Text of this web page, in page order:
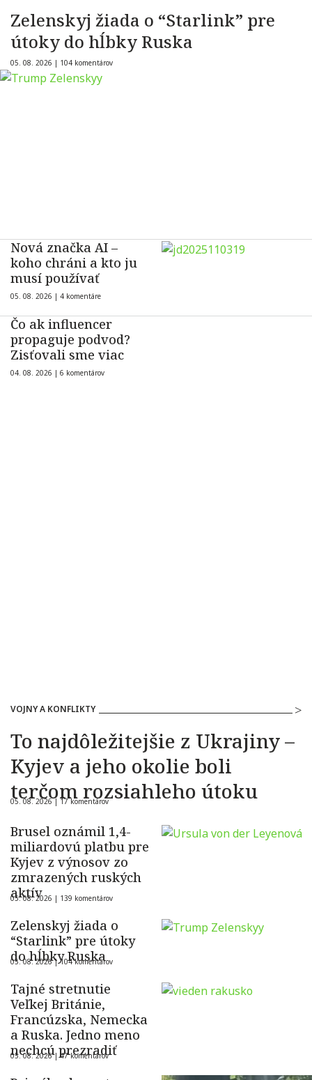
Zelenskyj žiada o “Starlink” pre
útoky do hĺbky Ruska
05. 08. 2026 | 104 komentárov
Nová značka AI –
koho chráni a kto ju
musí používať
05. 08. 2026 | 4 komentáre
Čo ak influencer
propaguje podvod?
Zisťovali sme viac
04. 08. 2026 | 6 komentárov
VOJNY A KONFLIKTY
To najdôležitejšie z Ukrajiny –
Kyjev a jeho okolie boli
terčom rozsiahleho útoku
05. 08. 2026 | 17 komentárov
Brusel oznámil 1,4-
miliardovú platbu pre
Kyjev z výnosov zo
zmrazených ruských
aktív
05. 08. 2026 | 139 komentárov
Zelenskyj žiada o
“Starlink” pre útoky
do hĺbky Ruska
05. 08. 2026 |104 komentárov
Tajné stretnutie
Veľkej Británie,
Francúzska, Nemecka
a Ruska. Jedno meno
nechcú prezradiť
05. 08. 2026 |47 komentárov